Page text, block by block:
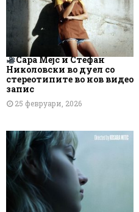
Сара Мејс и Стефан
Николовски во дуел со
стереотипите во нов видео
запис
25 февруари, 2026